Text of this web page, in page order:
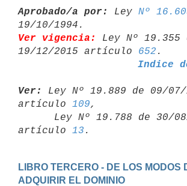
Aprobado/a por: Ley Nº
Ver vigencia:
Ley Nº 19.355
19/12/2015 artículo 652
Indice
Ver:
Ley Nº 19.889 de 09/07/
artículo 109,
artículo 13
LIBRO TERCERO - DE LOS MODOS
ADQUIRIR EL DOMINIO